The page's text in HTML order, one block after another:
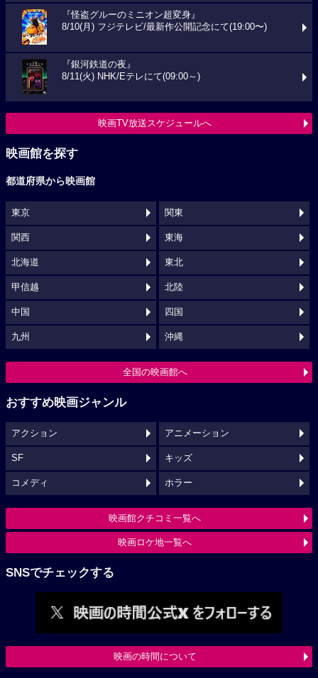
『怪盗グルーのミニオン超変身』
8/10(月) フジテレビ/最新作公開記念にて(19:00〜)
『銀河鉄道の夜』
8/11(火) NHK/Eテレにて(09:00～)
映画TV放送スケジュールへ
映画館を探す
都道府県から映画館
東京 関東
関西 東海
北海道 東北
甲信越 北陸
中国 四国
九州 沖縄
全国の映画館へ
おすすめ映画ジャンル
アクション アニメーション
SF キッズ
コメディ ホラー
映画館クチコミ一覧へ
映画ロケ地一覧へ
SNSでチェックする
映画の時間について